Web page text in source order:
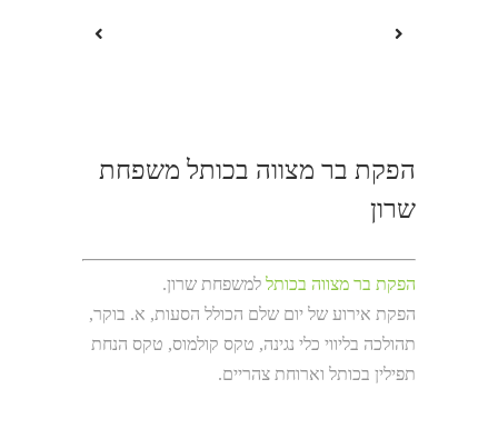
הפקת בר מצווה בכותל משפחת
שרון
הפקת בר מצווה בכותל למשפחת שרון.
הפקת אירוע של יום שלם הכולל הסעות, א. בוקר,
תהולכה בליווי כלי נגינה, טקס קולמוס, טקס הנחת
תפילין בכותל וארוחת צהריים.